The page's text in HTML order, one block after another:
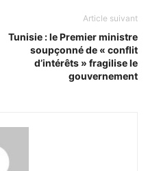
Article suivant
Tunisie : le Premier ministre
soupçonné de « conflit
d’intérêts » fragilise le
gouvernement